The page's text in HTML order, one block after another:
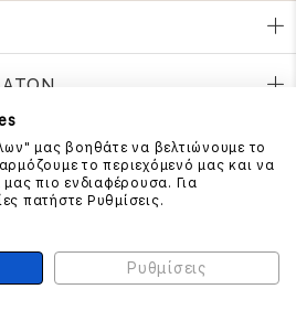
ΜΑΖΙ ΜΑΣ
210 999 4510
μας βοηθάτε να βελτιώνουμε το
το περιεχόμενό μας και να
πιο ενδιαφέρουσα. Για
πατήστε Ρυθμίσεις.
Ρυθμίσεις